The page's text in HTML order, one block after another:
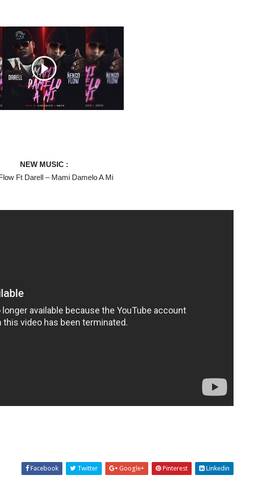
NEW MUSIC :
Ft Darell – Mami Damelo A Mi
Facebook Twitter Google+ Pinterest Linkedin